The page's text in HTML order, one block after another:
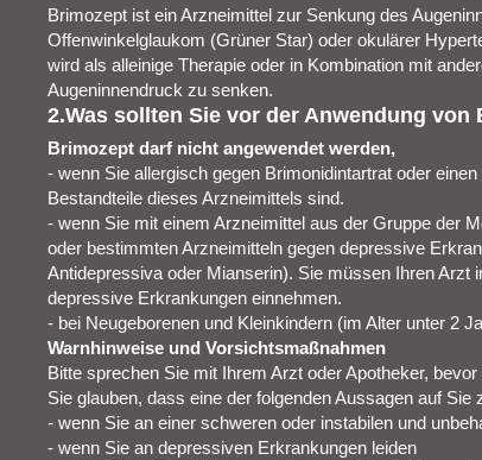
Brimozept ist ein Arzneimittel zur Senkung des
Offenwinkelglaukom (Grüner Star) oder okulärer
wird als alleinige Therapie oder in Kombination mit
Augeninnendruck zu senken.
2.Was sollten Sie vor der Anwendung von
Brimozept darf nicht angewendet werden,
- wenn Sie allergisch gegen Brimonidintartrat oder
Bestandteile dieses Arzneimittels sind.
- wenn Sie mit einem Arzneimittel aus der Gruppe der
oder bestimmten Arzneimitteln gegen depressive
Antidepressiva oder Mianserin). Sie müssen Ihren Arzt
depressive Erkrankungen einnehmen.
- bei Neugeborenen und Kleinkindern (im Alter unter 2
Warnhinweise und Vorsichtsmaßnahmen
Bitte sprechen Sie mit Ihrem Arzt oder Apotheker,
Sie glauben, dass eine der folgenden Aussagen auf Sie
- wenn Sie an einer schweren oder instabilen und
- wenn Sie an depressiven Erkrankungen leiden